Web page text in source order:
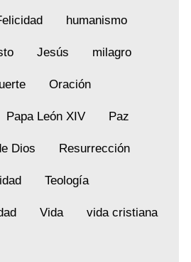
humanismo
Jesús milagro
Oración
Papa León XIV Paz
Dios Resurrección
Teología
Vida vida cristiana